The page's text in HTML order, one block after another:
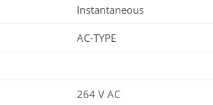
Instantaneous
AC-TYPE
264 V AC